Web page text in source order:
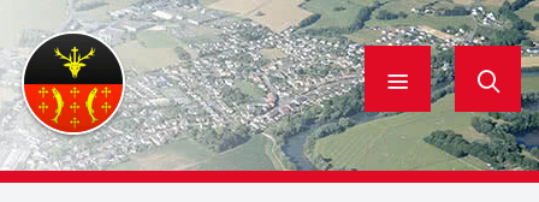
contenu
principal